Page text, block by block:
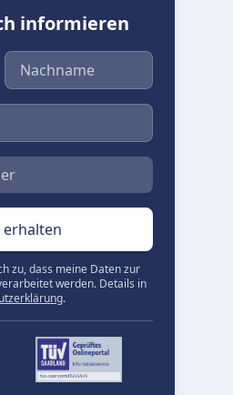
informieren
Nachname
zu, dass meine Daten zur
werden. Details in
.